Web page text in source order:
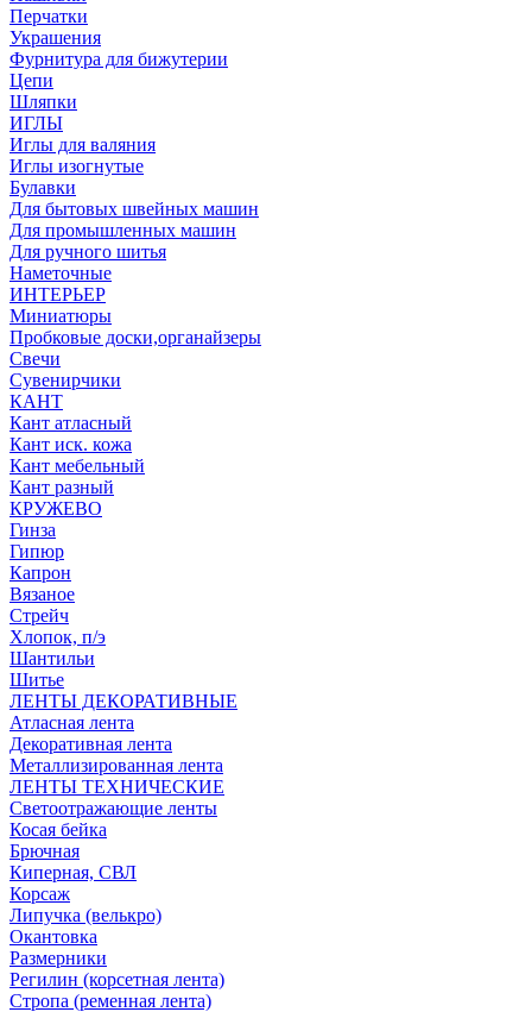
Перчатки
Украшения
Фурнитура для бижутерии
Цепи
Шляпки
ИГЛЫ
Иглы для валяния
Иглы изогнутые
Булавки
Для бытовых швейных машин
Для промышленных машин
Для ручного шитья
Наметочные
ИНТЕРЬЕР
Миниатюры
Пробковые доски,органайзеры
Свечи
Сувенирчики
КАНТ
Кант атласный
Кант иск. кожа
Кант мебельный
Кант разный
КРУЖЕВО
Гинза
Гипюр
Капрон
Вязаное
Стрейч
Хлопок, п/э
Шантильи
Шитье
ЛЕНТЫ ДЕКОРАТИВНЫЕ
Атласная лента
Декоративная лента
Металлизированная лента
ЛЕНТЫ ТЕХНИЧЕСКИЕ
Светоотражающие ленты
Косая бейка
Брючная
Киперная, СВЛ
Корсаж
Липучка (велькро)
Окантовка
Размерники
Регилин (корсетная лента)
Стропа (ременная лента)